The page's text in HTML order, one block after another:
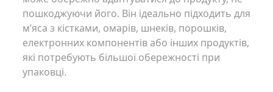
пошкоджуючи його. Він ідеально підходить для
м’яса з кістками, омарів, шнеків, порошків,
електронних компонентів або інших продуктів,
які потребують більшої обережності при
упаковці.